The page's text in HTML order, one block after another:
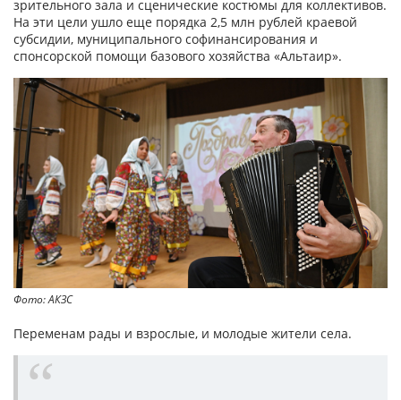
зрительного зала и сценические костюмы для коллективов.
На эти цели ушло еще порядка 2,5 млн рублей краевой
субсидии, муниципального софинансирования и
спонсорской помощи базового хозяйства «Альтаир».
Фото: АКЗС
Переменам рады и взрослые, и молодые жители села.